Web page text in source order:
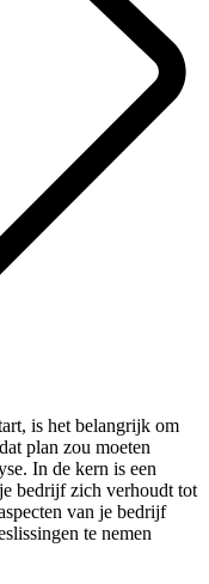
is het belangrijk om
plan zou moeten
In de kern is een
bedrijf zich verhoudt tot
van je bedrijf
te nemen